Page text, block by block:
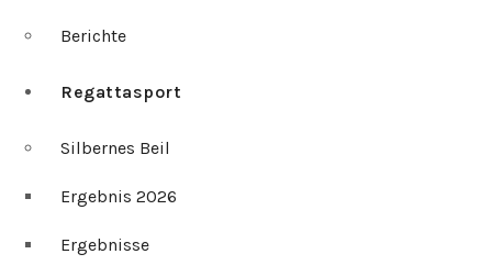
Berichte
Regattasport
Silbernes Beil
Ergebnis 2026
Ergebnisse